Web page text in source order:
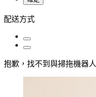
配送方式
抱歉， 找不到與掃拖機器人